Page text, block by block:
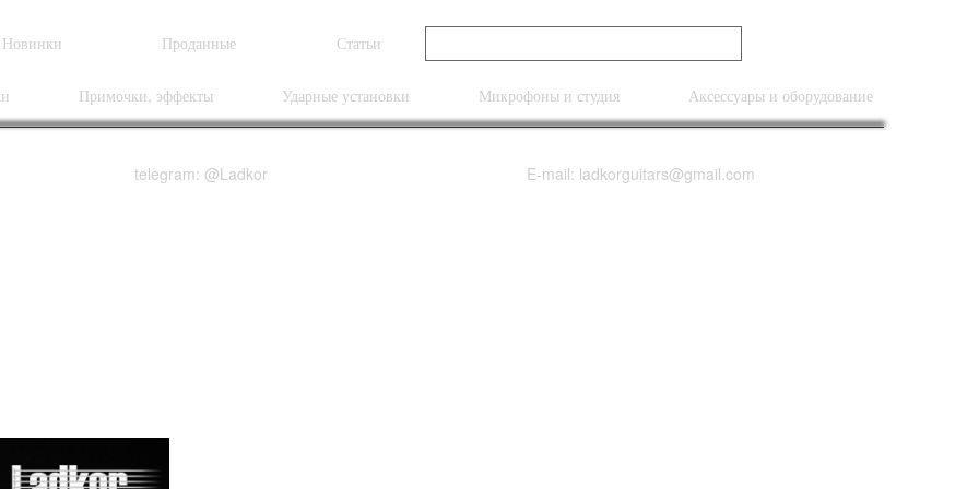
Новинки Проданные Статьи
Примочки, эффекты Ударные установки Микрофоны и студия Аксессуары и оборудование
telegram: @Ladkor E-mail: ladkorguitars@gmail.com